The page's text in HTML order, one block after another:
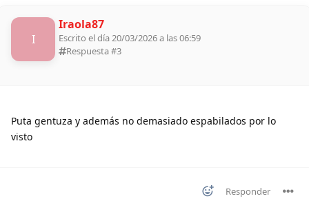
I
Iraola87
Escrito el día 20/03/2026 a las 06:59
Respuesta #3
Puta gentuza y además no demasiado espabilados por lo
visto
Responder